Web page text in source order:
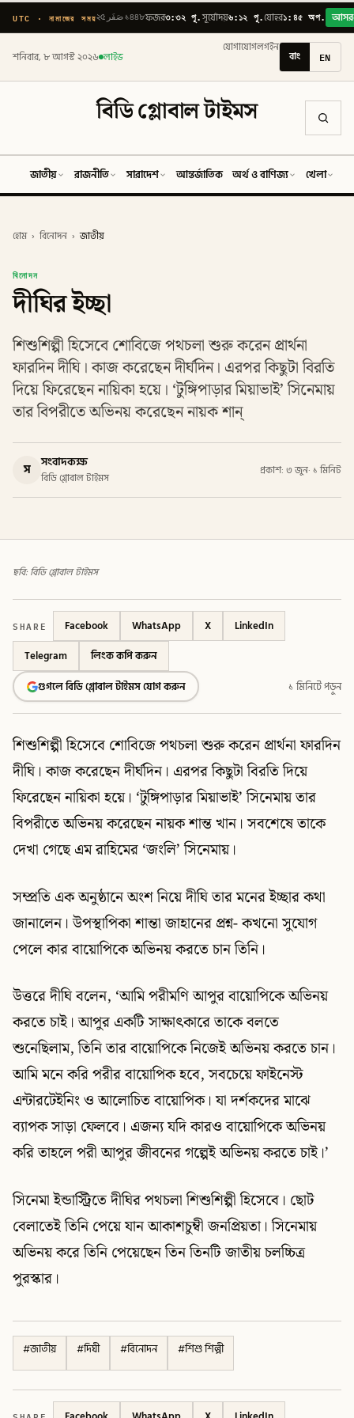
UTC · নামাজের সময় ২৫ صَفَر ১৪৪৮ফজর৩:৩২ পূ.সূর্যোদয়৬:১২ পূ.যোহর১:৪৫ অপ. আসর
শনিবার, ৮ আগস্ট ২০২৬ লাইভ
যোগাযোগলগইন
বাং EN
বিডি গ্লোবাল টাইমস
জাতীয় রাজনীতি সারাদেশ আন্তর্জাতিক অর্থ ও বাণিজ্য খেলা
হোম › বিনোদন › জাতীয়
বিনোদন
দীঘির ইচ্ছা
শিশুশিল্পী হিসেবে শোবিজে পথচলা শুরু করেন প্রার্থনা
ফারদিন দীঘি। কাজ করেছেন দীর্ঘদিন। এরপর কিছুটা বিরতি
দিয়ে ফিরেছেন নায়িকা হয়ে। ‘টুঙ্গিপাড়ার মিয়াভাই’ সিনেমায়
তার বিপরীতে অভিনয় করেছেন নায়ক শান্
স সংবাদকক্ষ
বিডি গ্লোবাল টাইমস
প্রকাশ: ৩ জুন· ১ মিনিট
ছবি: বিডি গ্লোবাল টাইমস
SHARE Facebook WhatsApp X
LinkedIn
Telegram
লিংক কপি করুন
গুগলে বিডি গ্লোবাল টাইমস যোগ করুন
১ মিনিটে পড়ুন
শিশুশিল্পী হিসেবে শোবিজে পথচলা শুরু করেন প্রার্থনা ফারদিন
দীঘি। কাজ করেছেন দীর্ঘদিন। এরপর কিছুটা বিরতি দিয়ে
ফিরেছেন নায়িকা হয়ে। ‘টুঙ্গিপাড়ার মিয়াভাই’ সিনেমায় তার
বিপরীতে অভিনয় করেছেন নায়ক শান্ত খান। সবশেষে তাকে
দেখা গেছে এম রাহিমের ‘জংলি’ সিনেমায়।
সম্প্রতি এক অনুষ্ঠানে অংশ নিয়ে দীঘি তার মনের ইচ্ছার কথা
জানালেন। উপস্থাপিকা শান্তা জাহানের প্রশ্ন- কখনো সুযোগ
পেলে কার বায়োপিকে অভিনয় করতে চান তিনি।
উত্তরে দীঘি বলেন, ‘আমি পরীমণি আপুর বায়োপিকে অভিনয়
করতে চাই। আপুর একটি সাক্ষাৎকারে তাকে বলতে
শুনেছিলাম, তিনি তার বায়োপিকে নিজেই অভিনয় করতে চান।
আমি মনে করি পরীর বায়োপিক হবে, সবচেয়ে ফাইনেস্ট
এন্টারটেইনিং ও আলোচিত বায়োপিক। যা দর্শকদের মাঝে
ব্যাপক সাড়া ফেলবে। এজন্য যদি কারও বায়োপিকে অভিনয়
করি তাহলে পরী আপুর জীবনের গল্পেই অভিনয় করতে চাই।’
সিনেমা ইন্ডাস্ট্রিতে দীঘির পথচলা শিশুশিল্পী হিসেবে। ছোট
বেলাতেই তিনি পেয়ে যান আকাশচুম্বী জনপ্রিয়তা। সিনেমায়
অভিনয় করে তিনি পেয়েছেন তিন তিনটি জাতীয় চলচ্চিত্র
পুরস্কার।
#জাতীয় #দিঘী #বিনোদন #শিশু শিল্পী